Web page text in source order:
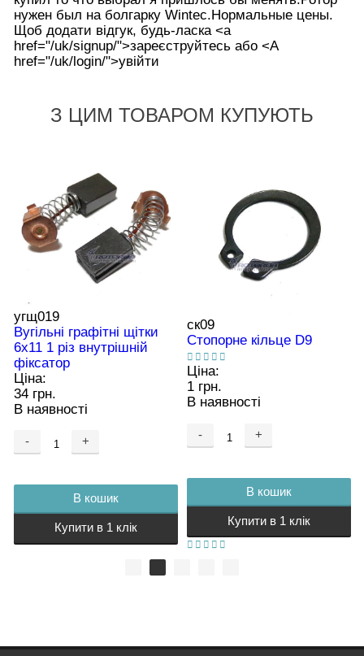
нужен был на болгарку Wintec.Нормальные цены.
Щоб додати відгук, будь-ласка <а
href="/uk/signup/">зареєструйтесь або <А
href="/uk/login/">увійти
З ЦИМ ТОВАРОМ КУПУЮТЬ
угщ019
Вугільні графітні щітки
6х11 1 різ внутрішній
фіксатор
Ціна:
34 грн.
В наявності
- +
В кошик
Купити в 1 клік
ск09
Стопорне кільце D9
Ціна:
1 грн.
В наявності
- +
В кошик
Купити в 1 клік